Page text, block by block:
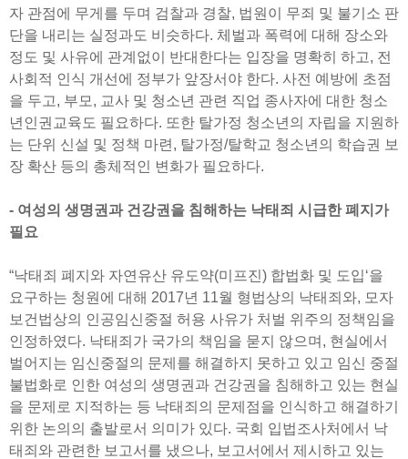
자 관점에 무게를 두며 검찰과 경찰, 법원이 무죄 및 불기소 판
단을 내리는 실정과도 비슷하다. 체벌과 폭력에 대해 장소와
정도 및 사유에 관계없이 반대한다는 입장을 명확히 하고, 전
사회적 인식 개선에 정부가 앞장서야 한다. 사전 예방에 초점
을 두고, 부모, 교사 및 청소년 관련 직업 종사자에 대한 청소
년인권교육도 필요하다. 또한 탈가정 청소년의 자립을 지원하
는 단위 신설 및 정책 마련, 탈가정/탈학교 청소년의 학습권 보
장 확산 등의 총체적인 변화가 필요하다.
- 여성의 생명권과 건강권을 침해하는 낙태죄 시급한 폐지가
필요
“낙태죄 폐지와 자연유산 유도약(미프진) 합법화 및 도입‘을
요구하는 청원에 대해 2017년 11월 형법상의 낙태죄와, 모자
보건법상의 인공임신중절 허용 사유가 처벌 위주의 정책임을
인정하였다. 낙태죄가 국가의 책임을 묻지 않으며, 현실에서
벌어지는 임신중절의 문제를 해결하지 못하고 있고 임신 중절
불법화로 인한 여성의 생명권과 건강권을 침해하고 있는 현실
을 문제로 지적하는 등 낙태죄의 문제점을 인식하고 해결하기
위한 논의의 출발로서 의미가 있다. 국회 입법조사처에서 낙
태죄와 관련한 보고서를 냈으나, 보고서에서 제시하고 있는